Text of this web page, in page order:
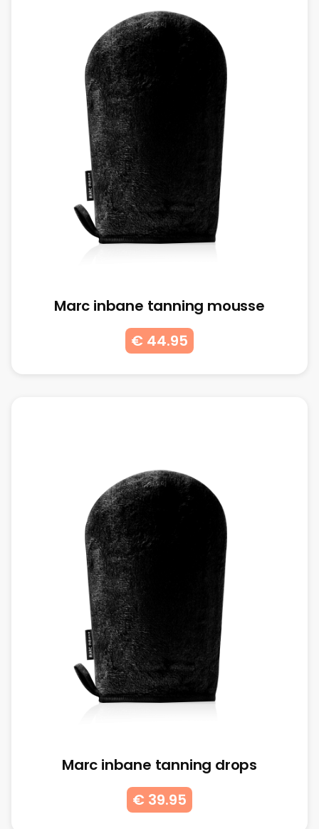
Marc inbane tanning mousse
€ 44.95
Marc inbane tanning drops
€ 39.95